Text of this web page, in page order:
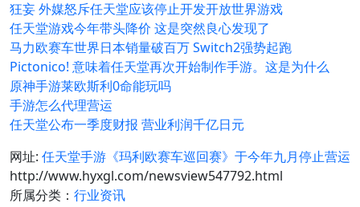
狂妄 外媒怒斥任天堂应该停止开发开放世界游戏
任天堂游戏今年带头降价 这是突然良心发现了
马力欧赛车世界日本销量破百万 Switch2强势起跑
Pictonico! 意味着任天堂再次开始制作手游。这是为什么
原神手游莱欧斯利0命能玩吗
手游怎么代理营运
任天堂公布一季度财报 营业利润千亿日元
网址: 任天堂手游《玛利欧赛车巡回赛》于今年九月停止营运
http://www.hyxgl.com/newsview547792.html
所属分类： 行业资讯